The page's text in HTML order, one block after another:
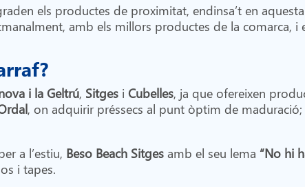
els productes de proximitat, endinsa’t en aquesta
amb els millors productes de la comarca, i
i la Geltrú, Sitgesi Cubelles, ja que ofereixen
, on adquirir préssecs al punt òptim de
a l’estiu, Beso Beach Sitgesamb el seu lema “No hi
i tapes.